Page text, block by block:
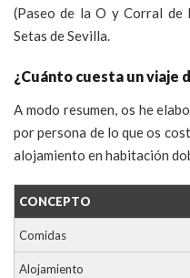
(Paseo de la O y Corral de
Setas de Sevilla.
¿Cuánto cuesta un viaje
A modo resumen, os he
por persona de lo que os
alojamiento en habitación
CONCEPTO
Comidas
Alojamiento